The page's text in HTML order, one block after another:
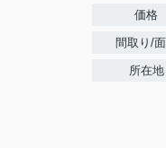
価格
間取り/
所在地